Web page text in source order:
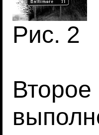
Рис. 2